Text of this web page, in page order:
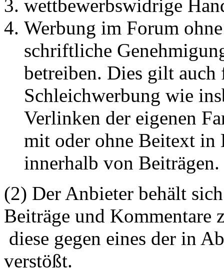
wettbewerbswidrige
Werbung im Forum
schriftliche
betreiben. Dies gilt auch
Schleichwerbung wie
Verlinken der eigenen
mit oder ohne Beitext in
innerhalb von Beiträgen.
(2) Der Anbieter behält
Beiträge und Kommentare
diese gegen eines der in
verstößt.